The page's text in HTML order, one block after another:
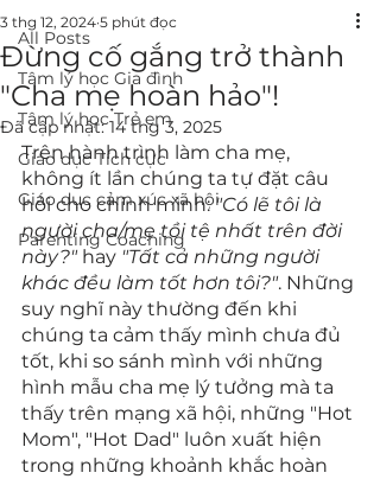
All Posts
Tâm lý học Gia đình
Tâm lý học Trẻ em
Giáo dục Tích cực
Giáo dục cảm xúc xã hội
Parenting Coaching
Đừng cố gắng trở thành
"Cha mẹ hoàn hảo"!
3 thg 12, 2024 5 phút đọc
Đã cập nhật:14 thg 3, 2025
Trên hành trình làm cha mẹ,
không ít lần chúng ta tự đặt câu
hỏi cho chính mình: "Có lẽ tôi là
người cha/mẹ tồi tệ nhất trên đời
này?" hay "Tất cả những người
khác đều làm tốt hơn tôi?". Những
suy nghĩ này thường đến khi
chúng ta cảm thấy mình chưa đủ
tốt, khi so sánh mình với những
hình mẫu cha mẹ lý tưởng mà ta
thấy trên mạng xã hội, những "Hot
Mom", "Hot Dad" luôn xuất hiện
trong những khoảnh khắc hoàn